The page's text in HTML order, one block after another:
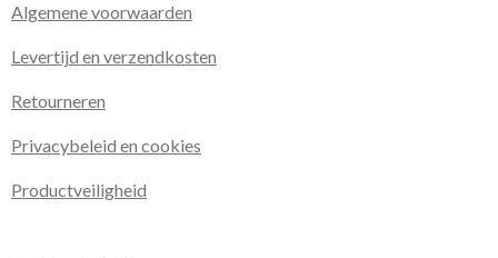
Algemene voorwaarden
Levertijd en verzendkosten
Retourneren
Privacybeleid en cookies
Productveiligheid